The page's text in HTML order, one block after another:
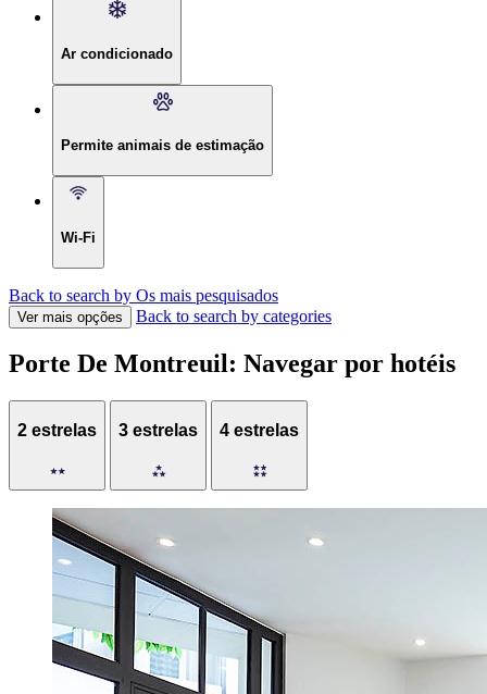
Ar condicionado
Permite animais de estimação
Wi-Fi
Back to search by Os mais pesquisados
Ver mais opções Back to search by categories
Porte De Montreuil: Navegar por hotéis
2 estrelas 3 estrelas 4 estrelas